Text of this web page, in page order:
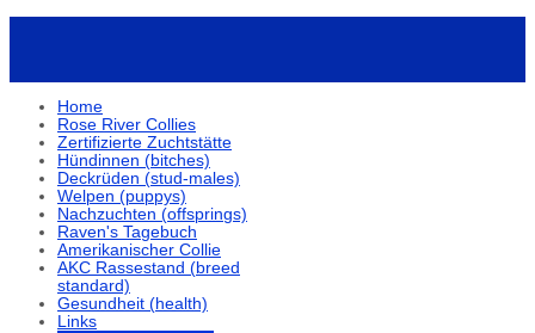
Home
Rose River Collies
Zertifizierte Zuchtstätte
Hündinnen (bitches)
Deckrüden (stud-males)
Welpen (puppys)
Nachzuchten (offsprings)
Raven's Tagebuch
Amerikanischer Collie
AKC Rassestand (breed
standard)
Gesundheit (health)
Links